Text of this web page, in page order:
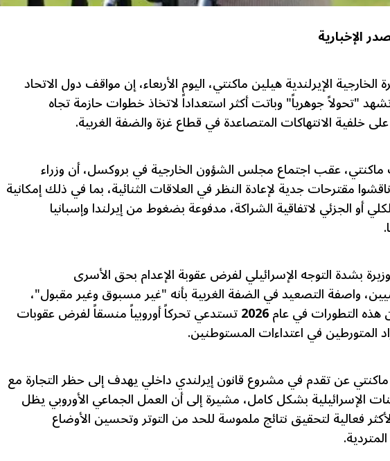
الإخبارية
الخارجية الإيرلندية هيلين ماكنتي، اليوم الأربعاء، إن مواقف دول الاتحاد
"تحولاً جوهرياً" وباتت أكثر استعداداً لاتخاذ خطوات حازمة تجاه
خلفية الانتهاكات المتصاعدة في قطاع غزة والضفة الغربية.
عقب اجتماع مجلس الشؤون الخارجية في بروكسل، أن وزراء
مقترحات جدية لإعادة النظر في العلاقات الثنائية، بما في ذلك إمكانية
أو الجزئي لاتفاقية الشراكة، مدفوعة بضغوط من إيرلندا وإسبانيا
بشدة التوجه الإسرائيلي لفرض عقوبة الإعدام بحق الأسرى
واصفة التصعيد في الضفة الغربية بأنه "غير مسبوق وغير مقبول"،
هذه التطورات في عام2026تستدعي تحركاً أوروبياً منسقاً لفرض عقوبات
المتورطين في اعتداءات المستوطنين.
عن تقدم في مشروع قانون إيرلندي داخلي يهدف إلى حظر التجارة مع
الإسرائيلية بشكل كامل، مشيرة إلى أن العمل الجماعي الأوروبي يظل
فعالية لتحقيق نتائج ملموسة للحد من التوتر وتحسين الأوضاع